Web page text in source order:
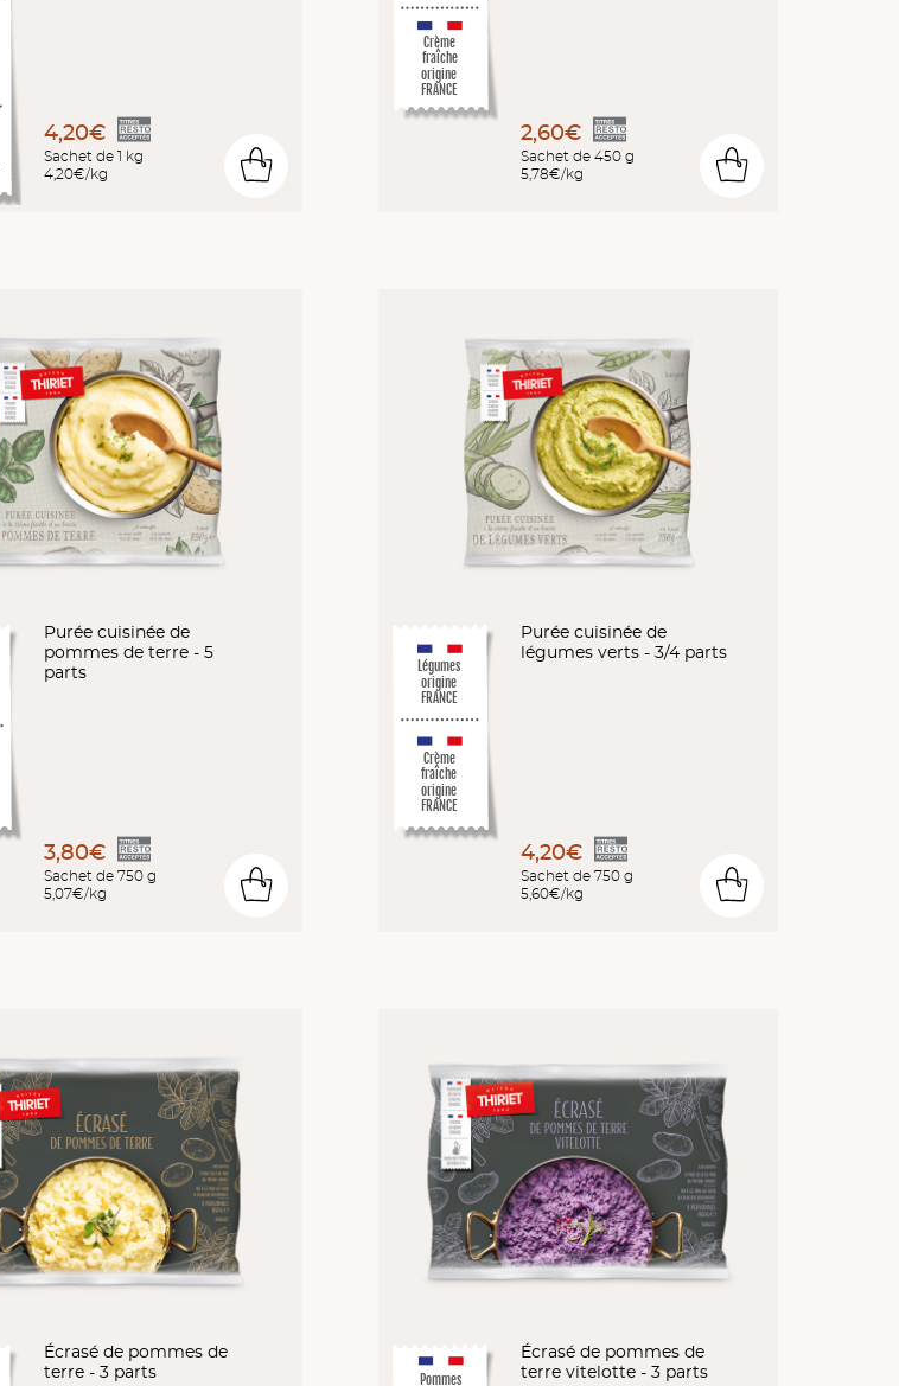
4,20€
Sachet de 1 kg
4,20€/kg
0
Crème
fraîche
origine
FRANCE
2,60€
Sachet de 450 g
5,78€/kg
0
Purée cuisinée de
pommes de terre - 5
parts
3,80€
Sachet de 750 g
5,07€/kg
0
Légumes
origine
FRANCE
Crème
fraîche
origine
FRANCE
Purée cuisinée de
légumes verts - 3/4 parts
4,20€
Sachet de 750 g
5,60€/kg
0
Écrasé de pommes de
terre - 3 parts
Pommes
Écrasé de pommes de
terre vitelotte - 3 parts